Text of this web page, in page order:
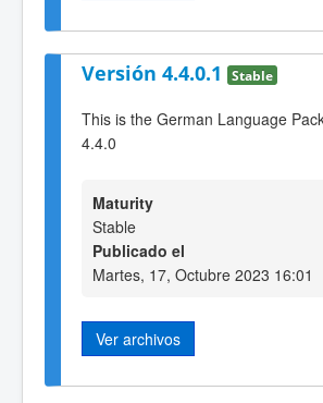
Versión 4.4.0.1 Stable
This is the German Language
4.4.0
Maturity
Stable
Publicado el
Martes, 17, Octubre 2023 16:01
Ver archivos